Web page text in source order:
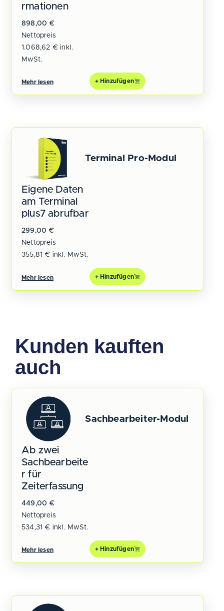
rmationen
898,00 €
Nettopreis
1.068,62 € inkl.
MwSt.
Mehr lesen + Hinzufügen
Terminal Pro-Modul
Eigene Daten
am Terminal
plus7 abrufbar
299,00 €
Nettopreis
355,81 € inkl. MwSt.
Mehr lesen + Hinzufügen
Kunden kauften
auch
Sachbearbeiter-Modul
Ab zwei
Sachbearbeite
r für
Zeiterfassung
449,00 €
Nettopreis
534,31 € inkl. MwSt.
Mehr lesen + Hinzufügen